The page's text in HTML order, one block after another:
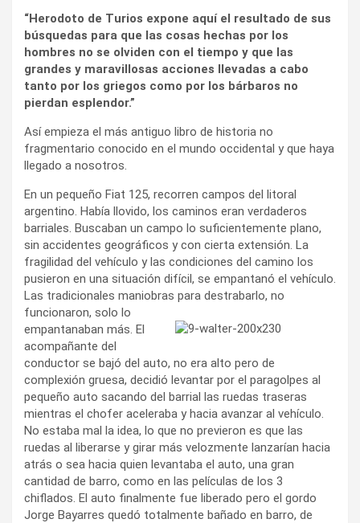
“Herodoto de Turios expone aquí el resultado de sus
búsquedas para que las cosas hechas por los
hombres no se olviden con el tiempo y que las
grandes y maravillosas acciones llevadas a cabo
tanto por los griegos como por los bárbaros no
pierdan esplendor.”
Así empieza el más antiguo libro de historia no
fragmentario conocido en el mundo occidental y que haya
llegado a nosotros.
En un pequeño Fiat 125, recorren campos del litoral
argentino. Había llovido, los caminos eran verdaderos
barriales. Buscaban un campo lo suficientemente plano,
sin accidentes geográficos y con cierta extensión. La
fragilidad del vehículo y las condiciones del camino los
pusieron en una situación difícil, se empantanó el vehículo.
Las tradicionales maniobras para destrabarlo, no
funcionaron, solo lo
empantanaban más. El
acompañante del
conductor se bajó del auto, no era alto pero de
complexión gruesa, decidió levantar por el paragolpes al
pequeño auto sacando del barrial las ruedas traseras
mientras el chofer aceleraba y hacia avanzar al vehículo.
No estaba mal la idea, lo que no previeron es que las
ruedas al liberarse y girar más velozmente lanzarían hacia
atrás o sea hacia quien levantaba el auto, una gran
cantidad de barro, como en las películas de los 3
chiflados. El auto finalmente fue liberado pero el gordo
Jorge Bayarres quedó totalmente bañado en barro, de